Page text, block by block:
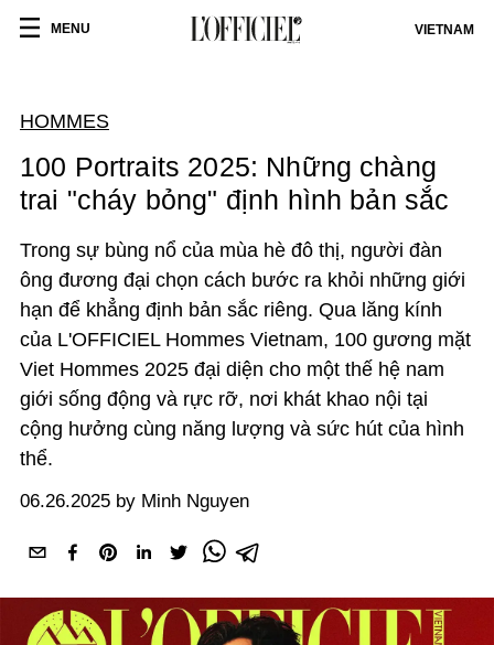
MENU VIETNAM
HOMMES
100 Portraits 2025: Những chàng
trai "cháy bỏng" định hình bản sắc
Trong sự bùng nổ của mùa hè đô thị, người đàn
ông đương đại chọn cách bước ra khỏi những giới
hạn để khẳng định bản sắc riêng. Qua lăng kính
của L'OFFICIEL Hommes Vietnam, 100 gương mặt
Viet Hommes 2025 đại diện cho một thế hệ nam
giới sống động và rực rỡ, nơi khát khao nội tại
cộng hưởng cùng năng lượng và sức hút của hình
thể.
06.26.2025 by Minh Nguyen